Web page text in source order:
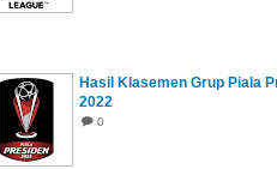
Hasil Klasemen Grup Piala
2022
0